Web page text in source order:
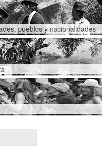
pueblos y nacionalidades